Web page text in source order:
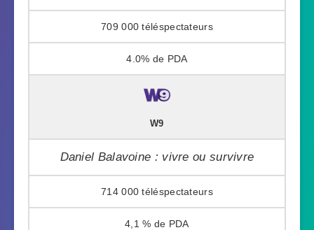
709 000
4.0%
W9
Daniel Balavoine : vivre ou survivre
714 000
4,1 %